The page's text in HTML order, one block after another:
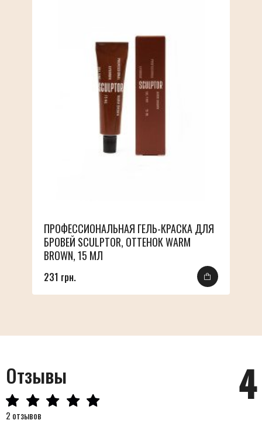
ПРОФЕССИОНАЛЬНАЯ ГЕЛЬ-КРАСКА ДЛЯ
БРОВЕЙ SCULPTOR, ОТТЕНОК WARM
BROWN, 15 МЛ
231 грн.
Отзывы 4
2 отзывов